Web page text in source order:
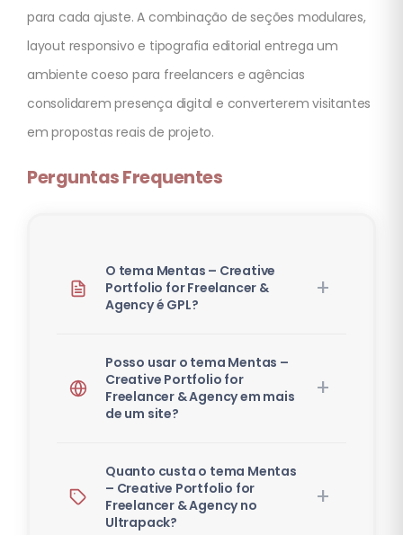
para cada ajuste. A combinação de seções modulares,
layout responsivo e tipografia editorial entrega um
ambiente coeso para freelancers e agências
consolidarem presença digital e converterem visitantes
em propostas reais de projeto.
Perguntas Frequentes
O tema Mentas – Creative
Portfolio for Freelancer &
Agency é GPL?
Posso usar o tema Mentas –
Creative Portfolio for
Freelancer & Agency em mais
de um site?
Quanto custa o tema Mentas
– Creative Portfolio for
Freelancer & Agency no
Ultrapack?